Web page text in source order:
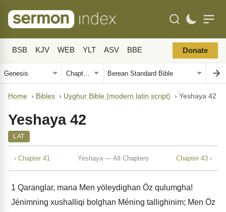
BSB KJV WEB YLT ASV BBE Donate
Home › Bibles › Uyghur Bible (modern latin script) › Yeshaya 42
Yeshaya 42
LAT
‹ Chapter 41 Yeshaya — All Chapters Chapter 43 ›
1 Qaranglar, mana Men yöleydighan Öz qulumgha!
Jénimning xushalliqi bolghan Méning tallighinim; Men Öz